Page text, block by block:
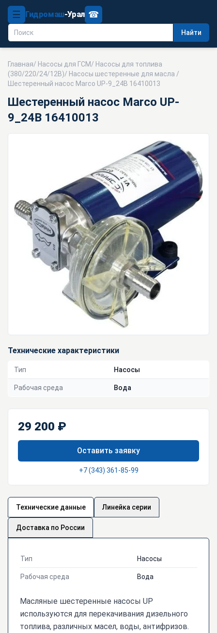
☰ Гидромаш-Урал
Найти
☎
Главная/ Насосы для ГСМ/ Насосы для топлива
(380/220/24/12В)/ Насосы шестеренные для масла /
Шестеренный насос Marco UP-9_24В 16410013
Шестеренный насос Marco UP-
9_24В 16410013
Технические характеристики
Тип Насосы
Рабочая среда Вода
29 200 ₽
Оставить заявку
+7 (343) 361-85-99
Технические данные Линейка серии
Доставка по России
Тип Насосы
Рабочая среда Вода
Масляные шестеренные насосы UP
используются для перекачивания дизельного
топлива, различных масел, воды, антифризов.